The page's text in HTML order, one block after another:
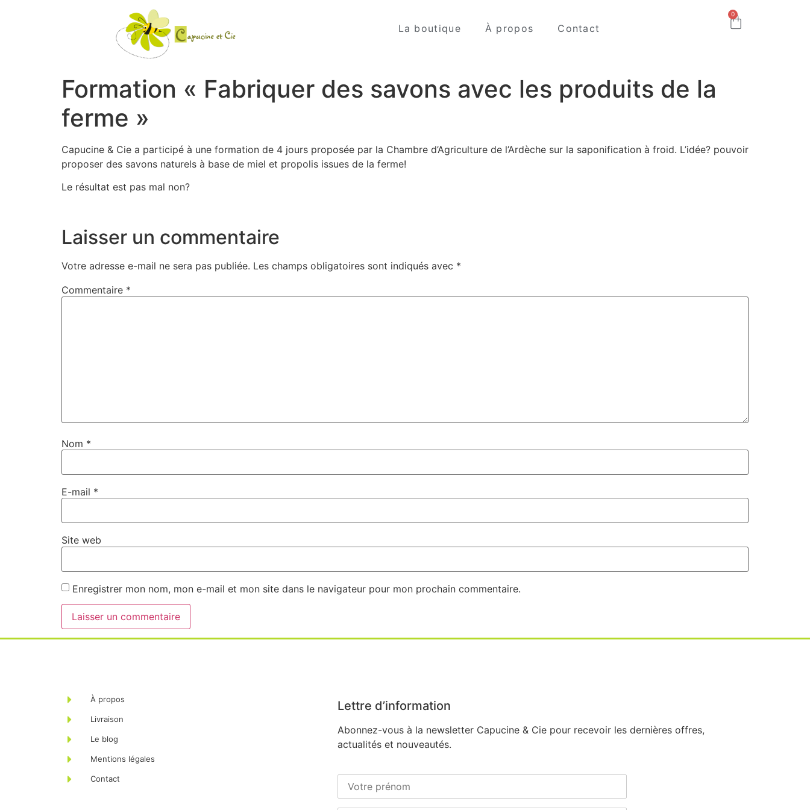
La boutique À propos Contact
0
Formation « Fabriquer des savons avec les produits de la
ferme »
Capucine & Cie a participé à une formation de 4 jours proposée par la Chambre d’Agriculture de l’Ardèche sur la saponification à froid. L’idée? pouvoir
proposer des savons naturels à base de miel et propolis issues de la ferme!
Le résultat est pas mal non?
Laisser un commentaire
Votre adresse e-mail ne sera pas publiée. Les champs obligatoires sont indiqués avec *
Commentaire *
Nom *
E-mail *
Site web
Enregistrer mon nom, mon e-mail et mon site dans le navigateur pour mon prochain commentaire.
À propos
Livraison
Le blog
Mentions légales
Contact
Lettre d’information
Abonnez-vous à la newsletter Capucine & Cie pour recevoir les dernières offres,
actualités et nouveautés.